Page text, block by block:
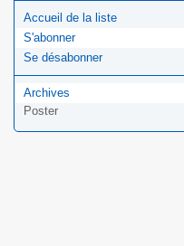
Accueil de la liste
S'abonner
Se désabonner
Archives
Poster